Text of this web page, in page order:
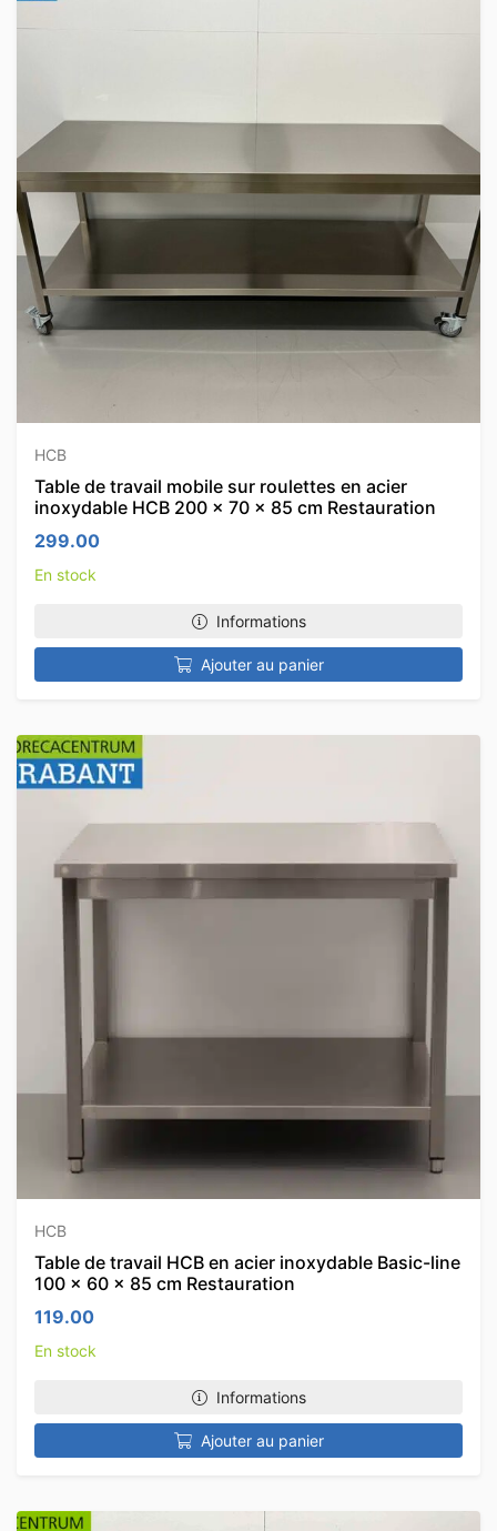
HCB
Table de travail mobile sur roulettes en acier
inoxydable HCB 200 x 70 x 85 cm Restauration
299.00
En stock
Informations
Ajouter au panier
HCB
Table de travail HCB en acier inoxydable Basic-line
100 x 60 x 85 cm Restauration
119.00
En stock
Informations
Ajouter au panier